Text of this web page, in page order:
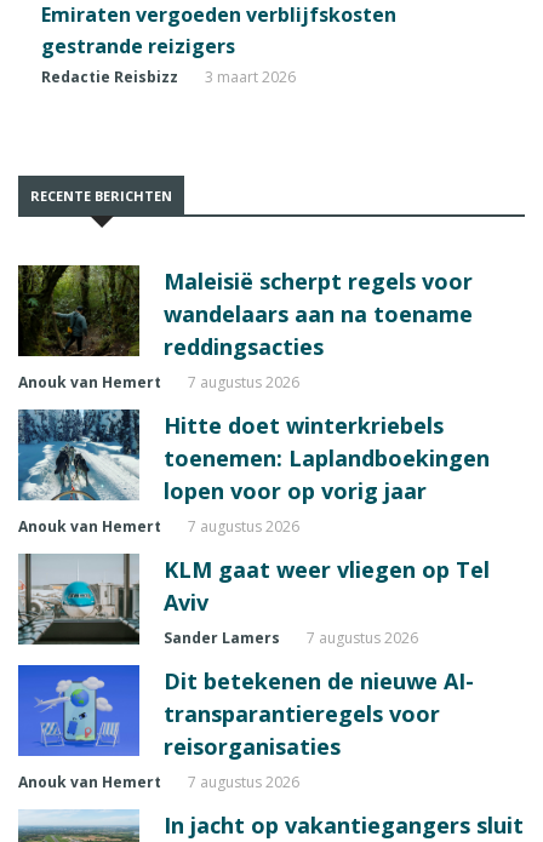
Emiraten vergoeden verblijfskosten
gestrande reizigers
Redactie Reisbizz 3 maart 2026
RECENTE BERICHTEN
Maleisië scherpt regels voor
wandelaars aan na toename
reddingsacties
Anouk van Hemert 7 augustus 2026
Hitte doet winterkriebels
toenemen: Laplandboekingen
lopen voor op vorig jaar
Anouk van Hemert 7 augustus 2026
KLM gaat weer vliegen op Tel
Aviv
Sander Lamers 7 augustus 2026
Dit betekenen de nieuwe AI-
transparantieregels voor
reisorganisaties
Anouk van Hemert 7 augustus 2026
In jacht op vakantiegangers sluit